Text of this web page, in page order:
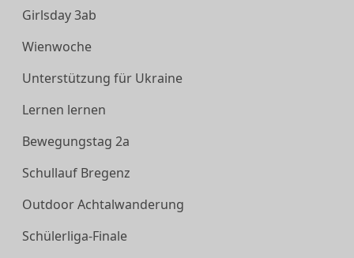
Girlsday 3ab
Wienwoche
Unterstützung für Ukraine
Lernen lernen
Bewegungstag 2a
Schullauf Bregenz
Outdoor Achtalwanderung
Schülerliga-Finale